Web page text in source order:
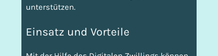
unterstützen.
Einsatz und Vorteile